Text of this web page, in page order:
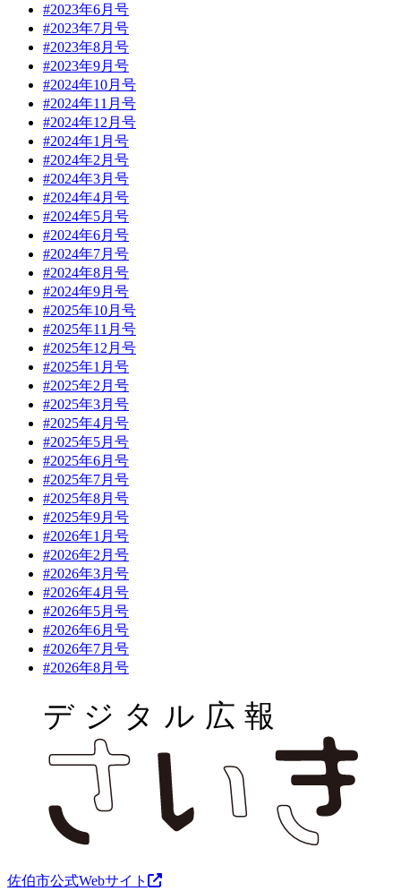
#2023年6月号
#2023年7月号
#2023年8月号
#2023年9月号
#2024年10月号
#2024年11月号
#2024年12月号
#2024年1月号
#2024年2月号
#2024年3月号
#2024年4月号
#2024年5月号
#2024年6月号
#2024年7月号
#2024年8月号
#2024年9月号
#2025年10月号
#2025年11月号
#2025年12月号
#2025年1月号
#2025年2月号
#2025年3月号
#2025年4月号
#2025年5月号
#2025年6月号
#2025年7月号
#2025年8月号
#2025年9月号
#2026年1月号
#2026年2月号
#2026年3月号
#2026年4月号
#2026年5月号
#2026年6月号
#2026年7月号
#2026年8月号
佐伯市公式Webサイト